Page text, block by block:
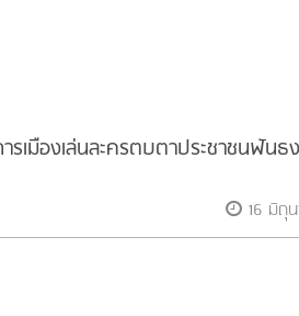
มืองเล่นละครตบตาประชาชนฟันธ
16 มิถุ